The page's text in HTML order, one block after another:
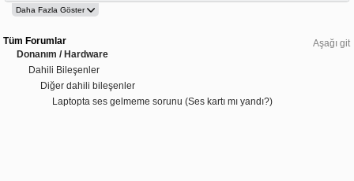
Aşağı git
Tüm Forumlar
Donanım / Hardware
Dahili Bileşenler
Diğer dahili bileşenler
Laptopta ses gelmeme sorunu (Ses kartı mı yandı?)